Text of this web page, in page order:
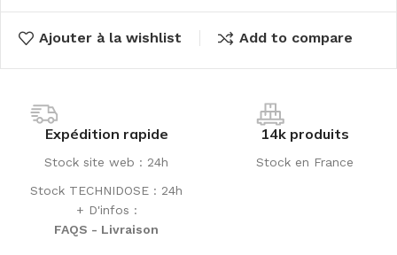
Ajouter à la wishlist Add to compare
Expédition rapide
Stock site web : 24h
Stock TECHNIDOSE : 24h
+ D'infos :
FAQS - Livraison
14k produits
Stock en France